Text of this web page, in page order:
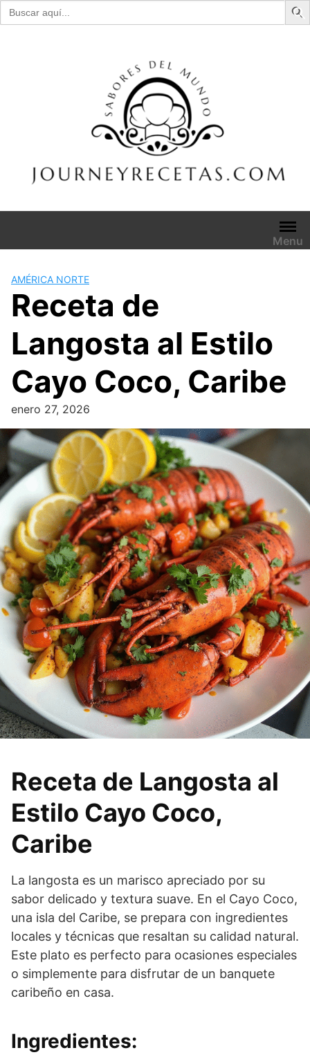
Buscar:
Menu
AMÉRICA NORTE
Receta de
Langosta al Estilo
Cayo Coco, Caribe
enero 27, 2026
Receta de Langosta al
Estilo Cayo Coco,
Caribe
La langosta es un marisco apreciado por su
sabor delicado y textura suave. En el Cayo Coco,
una isla del Caribe, se prepara con ingredientes
locales y técnicas que resaltan su calidad natural.
Este plato es perfecto para ocasiones especiales
o simplemente para disfrutar de un banquete
caribeño en casa.
Ingredientes: